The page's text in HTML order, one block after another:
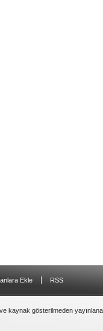
Ekle RSS
kaynak gösterilmeden